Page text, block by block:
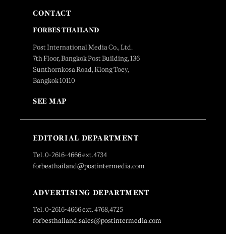
CONTACT
FORBES THAILAND
Post International Media Co., Ltd.
7th Floor, Bangkok Post Building, 136
Sunthornkosa Road, Klong Toey,
Bangkok 10110
SEE MAP
EDITORIAL DEPARTMENT
Tel. 0-2616-4666 ext.4734
forbesthailand@postintermedia.com
ADVERTISING DEPARTMENT
Tel. 0-2616-4666 ext. 4768,4725
forbesthailand.sales@postintermedia.com